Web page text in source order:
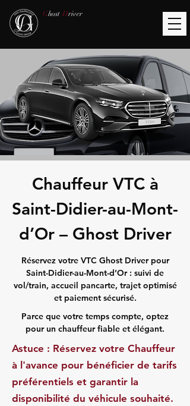
Ghost Driver
Chauffeur VTC à
Saint-Didier-au-Mont-
d’Or – Ghost Driver
Réservez votre VTC Ghost Driver pour
Saint-Didier-au-Mont-d’Or : suivi de
vol/train, accueil pancarte, trajet optimisé
et paiement sécurisé.
Parce que votre temps compte, optez
pour un chauffeur fiable et élégant.
Astuce : Réservez votre Chauffeur
à l'avance pour bénéficier de tarifs
préférentiels et garantir la
disponibilité du véhicule souhaité.